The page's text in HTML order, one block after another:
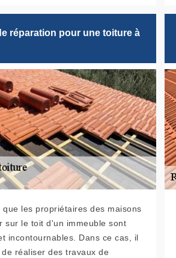
réparation pour une toiture à
que les propriétaires des maisons
sur le toit d'un immeuble sont
incontournables. Dans ce cas, il
réaliser des travaux de